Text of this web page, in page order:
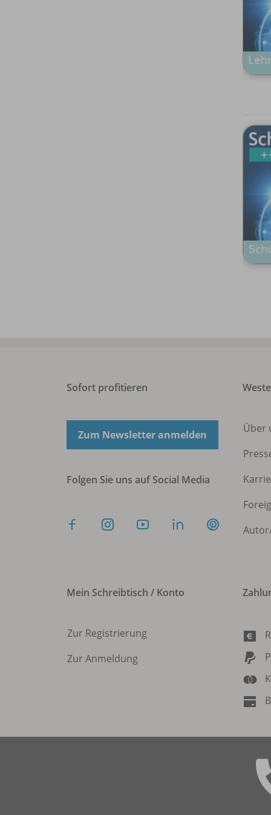
Sofort profitieren
Zum Newsletter anmelden
Folgen Sie uns auf Social Media
Über
Mein Schreibtisch / Konto
Zur Registrierung
Zur Anmeldung